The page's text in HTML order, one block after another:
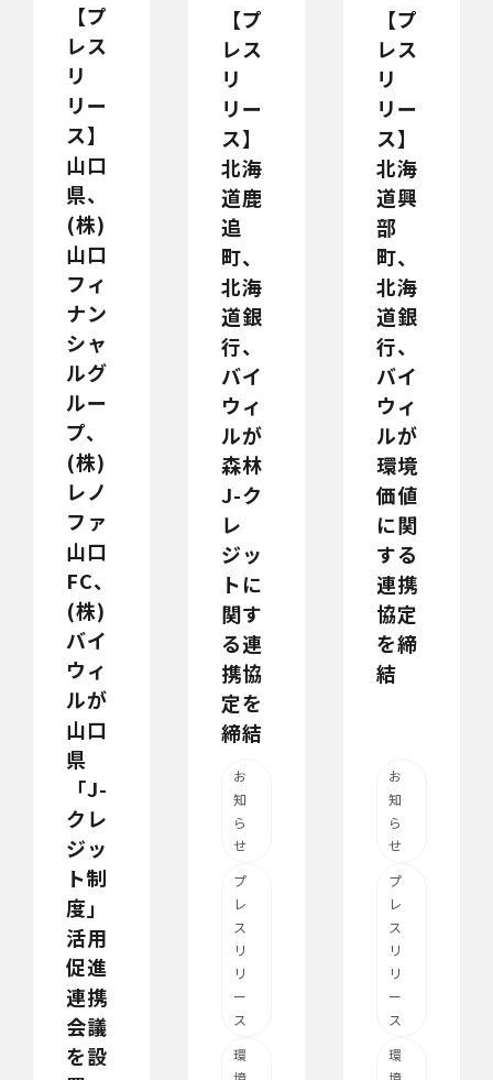
【プ
レス
リ
リー
ス】
山口
県、
(株)
山口
フィ
ナン
シャ
ルグ
ルー
プ、
(株)
レノ
ファ
山口
FC、
(株)
バイ
ウィ
ルが
山口
県
「J-
クレ
ジッ
ト制
度」
活用
促進
連携
会議
を設
【プ
レス
リ
リー
ス】
北海
道鹿
追
町、
北海
道銀
行、
バイ
ウィ
ルが
森林
J-ク
レ
ジッ
トに
関す
る連
携協
定を
締結
お
知
ら
せ
プ
レ
ス
リ
リ
ー
ス
環
【プ
レス
リ
リー
ス】
北海
道興
部
町、
北海
道銀
行、
バイ
ウィ
ルが
環境
価値
に関
する
連携
協定
を締
結
お
知
ら
せ
プ
レ
ス
リ
リ
ー
ス
環